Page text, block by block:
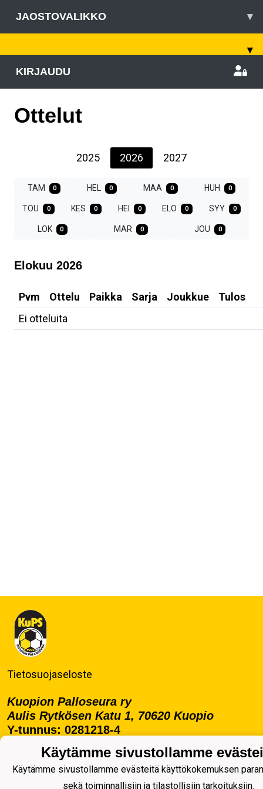
JAOSTOVALIKKO ▾
▾
KIRJAUDU
Ottelut
2025 2026 2027
TAM 0 HEL 0 MAA 0 HUH 0
TOU 0 KES 0 HEI 0 ELO 0 SYY 0
LOK 0 MAR 0 JOU 0
Elokuu 2026
Pvm Ottelu Paikka Sarja Joukkue
Tulos
Ei otteluita
Tietosuojaseloste
Kuopion Palloseura ry
Aulis Rytkösen Katu 1, 70620 Kuopio
Y-tunnus: 0281218-4
KuPS -Elämänmittainen tarina- Banzai
Käytämme sivustollamme
Käytämme sivustollamme evästeitä käyttökokemuksen
sekä toiminnallisiin ja tilastollisiin tarkoituksiin.